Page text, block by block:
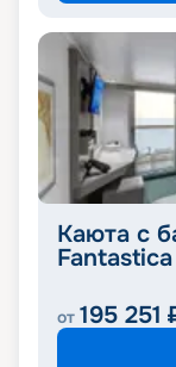
Каюта с
от 195 251